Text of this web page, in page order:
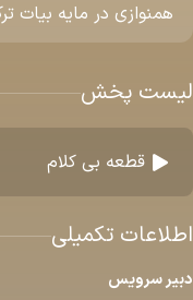
همنوازی در مایه بیات
لیست پخش
قطعه بی کلام
اطلاعات تکمیلی
دبیر سرویس